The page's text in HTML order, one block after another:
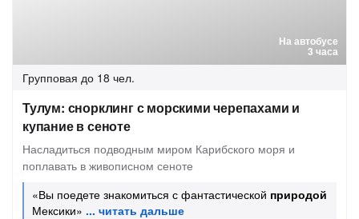
На автобусе
3 часа
Групповая до 18 чел.
Тулум: снорклинг с морскими черепахами и
купание в сеноте
Насладиться подводным миром Карибского моря и
поплавать в живописном сеноте
«Вы поедете знакомиться с фантастической природой
Мексики»